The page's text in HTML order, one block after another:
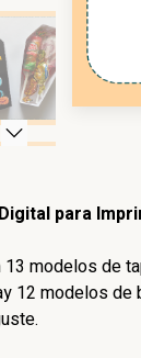
para
13 modelos de
12 modelos de